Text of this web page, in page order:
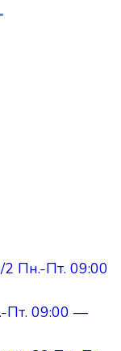
2 Пн.-Пт. 09:00
Пт. 09:00 —